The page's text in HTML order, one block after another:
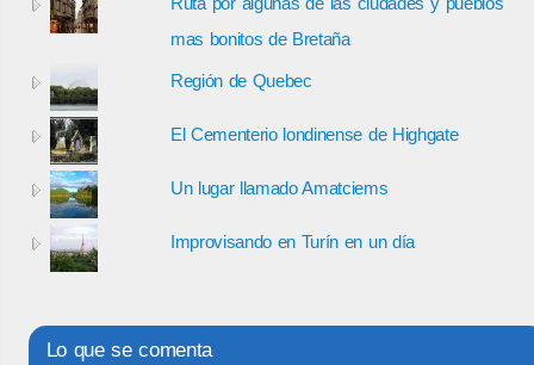
mas bonitos de Bretaña
Región de Quebec
El Cementerio londinense de Highgate
Un lugar llamado Amatciems
Improvisando en Turín en un día
Lo que se comenta